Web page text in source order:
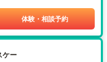
体験・相談予約
ケー